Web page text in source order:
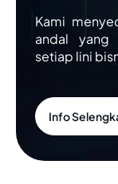
Kami
andal yang
setiap lini
Info